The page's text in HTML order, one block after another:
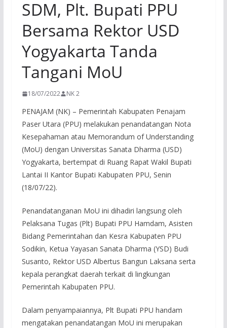
SDM, Plt. Bupati PPU
Bersama Rektor USD
Yogyakarta Tanda
Tangani MoU
18/07/2022 NK 2
PENAJAM (NK) – Pemerintah Kabupaten Penajam
Paser Utara (PPU) melakukan penandatangan Nota
Kesepahaman atau Memorandum of Understanding
(MoU) dengan Universitas Sanata Dharma (USD)
Yogyakarta, bertempat di Ruang Rapat Wakil Bupati
Lantai II Kantor Bupati Kabupaten PPU, Senin
(18/07/22).
Penandatanganan MoU ini dihadiri langsung oleh
Pelaksana Tugas (Plt) Bupati PPU Hamdam, Asisten
Bidang Pemerintahan dan Kesra Kabupaten PPU
Sodikin, Ketua Yayasan Sanata Dharma (YSD) Budi
Susanto, Rektor USD Albertus Bangun Laksana serta
kepala perangkat daerah terkait di lingkungan
Pemerintah Kabupaten PPU.
Dalam penyampaiannya, Plt Bupati PPU handam
mengatakan penandatangan MoU ini merupakan